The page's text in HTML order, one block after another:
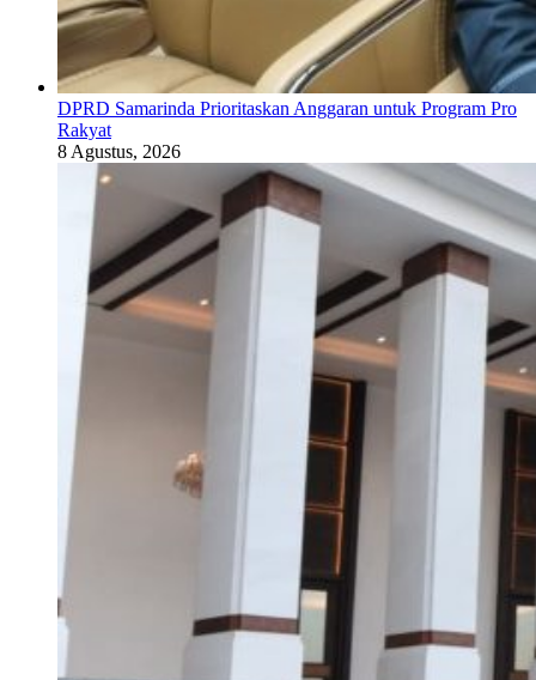
DPRD Samarinda Prioritaskan Anggaran untuk Program Pro
Rakyat
8 Agustus, 2026